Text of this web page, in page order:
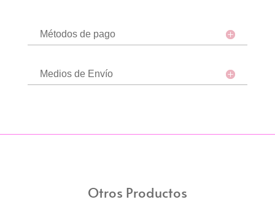
Métodos de pago
Medios de Envío
Otros Productos